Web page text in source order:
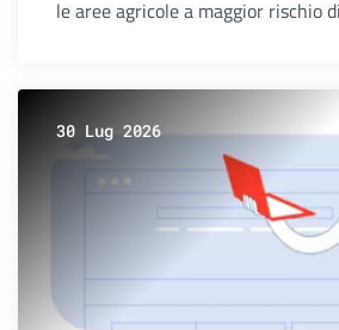
le aree agricole a maggior rischio
30 Lug 2026